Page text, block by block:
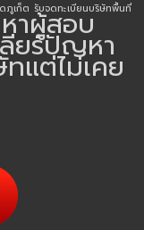
ภูเก็ต รับจดทะเบียนบริษัทพื้นที่
หาผู้สอบ
ยร์ปัญหา
แต่ไม่เคย